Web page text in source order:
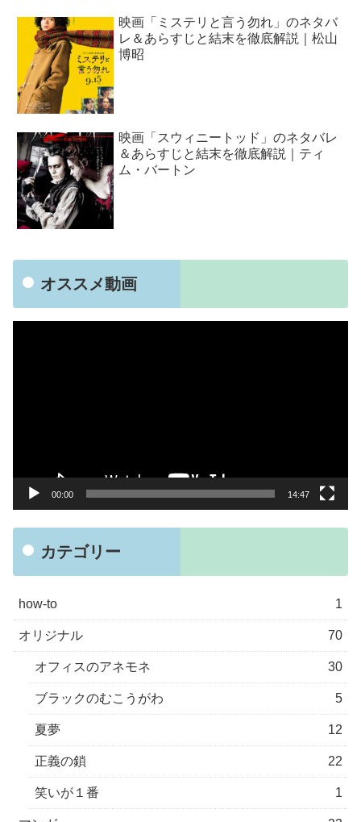
映画「ミステリと言う勿れ」のネタバ
レ＆あらすじと結末を徹底解説｜松山
博昭
映画「スウィニートッド」のネタバレ
＆あらすじと結末を徹底解説｜ティ
ム・バートン
オススメ動画
00:00 14:47
カテゴリー
how-to 1
オリジナル 70
オフィスのアネモネ 30
ブラックのむこうがわ 5
夏夢 12
正義の鎖 22
笑いが１番 1